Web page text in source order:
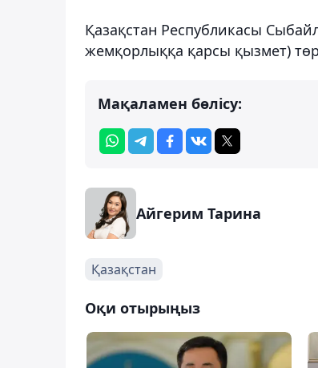
Қазақстан Республикасы
жемқорлыққа қарсы қызмет)
Мақаламен бөлісу:
Айгерим Тарина
Қазақстан
Оқи отырыңыз